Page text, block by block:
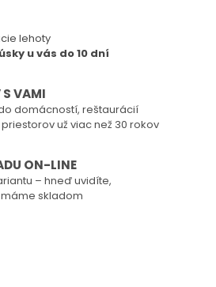
lehoty
u vás do 10 dní
VAMI
domácností, reštaurácií
už viac než 30 rokov
ON-LINE
– hneď uvidíte,
skladom